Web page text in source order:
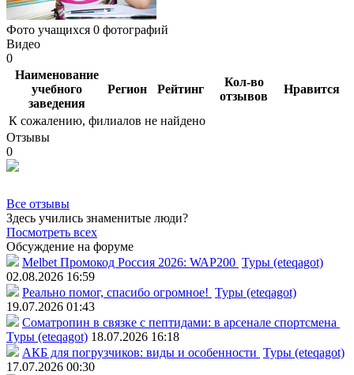
Фото учащихся 0 фотографий
Видео
0
Наименование
учебного
заведения
Регион Рейтинг
Кол-во
отзывов
Нравится
К сожалению, филиалов не найдено
Отзывы
0
Все отзывы
Здесь учились знаменитые люди?
Посмотреть всех
Обсуждение на форуме
Melbet Промокод Россия 2026: WAP200 Туры (eteqagot)
02.08.2026 16:59
Реально помог, спасибо огромное! Туры (eteqagot)
19.07.2026 01:43
Соматропин в связке с пептидами: в арсенале спортсмена
Туры (eteqagot) 18.07.2026 16:18
АКБ для погрузчиков: виды и особенности Туры (eteqagot)
17.07.2026 00:30